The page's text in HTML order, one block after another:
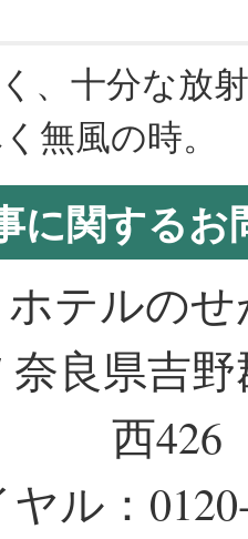
、十分な放
無風の時。
に関するお
ホテルの
奈良県吉
西426
ル：